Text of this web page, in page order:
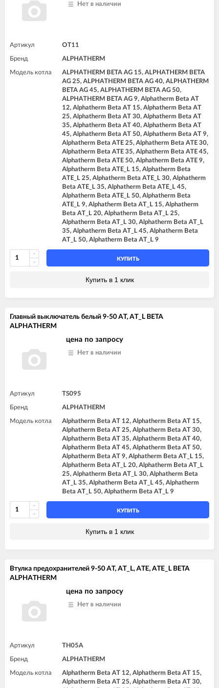
Нет в наличии
Артикул OT11
Бренд ALPHATHERM
Модель котла
ALPHATHERM BETA AG 15, ALPHATHERM BETA
AG 25, ALPHATHERM BETA AG 40, ALPHATHERM
BETA AG 45, ALPHATHERM BETA AG 50,
ALPHATHERM BETA AG 9, Alphatherm Beta AT
12, Alphatherm Beta AT 15, Alphatherm Beta AT
25, Alphatherm Beta AT 30, Alphatherm Beta AT
35, Alphatherm Beta AT 40, Alphatherm Beta AT
45, Alphatherm Beta AT 50, Alphatherm Beta AT 9,
Alphatherm Beta ATE 25, Alphatherm Beta ATE 30,
Alphatherm Beta ATE 35, Alphatherm Beta ATE 45,
Alphatherm Beta ATE 50, Alphatherm Beta ATE 9,
Alphatherm Beta ATE_L 15, Alphatherm Beta
ATE_L 25, Alphatherm Beta ATE_L 30, Alphatherm
Beta ATE_L 35, Alphatherm Beta ATE_L 45,
Alphatherm Beta ATE_L 50, Alphatherm Beta
ATE_L 9, Alphatherm Beta AT_L 15, Alphatherm
Beta AT_L 20, Alphatherm Beta AT_L 25,
Alphatherm Beta AT_L 30, Alphatherm Beta AT_L
35, Alphatherm Beta AT_L 45, Alphatherm Beta
AT_L 50, Alphatherm Beta AT_L 9
КУПИТЬ
Купить в 1 клик
Главный выключатель белый 9-50 AT, AT_L BETA
ALPHATHERM
цена по запросу
Нет в наличии
Артикул TS095
Бренд ALPHATHERM
Модель котла
Alphatherm Beta AT 12, Alphatherm Beta AT 15,
Alphatherm Beta AT 25, Alphatherm Beta AT 30,
Alphatherm Beta AT 35, Alphatherm Beta AT 40,
Alphatherm Beta AT 45, Alphatherm Beta AT 50,
Alphatherm Beta AT 9, Alphatherm Beta AT_L 15,
Alphatherm Beta AT_L 20, Alphatherm Beta AT_L
25, Alphatherm Beta AT_L 30, Alphatherm Beta
AT_L 35, Alphatherm Beta AT_L 45, Alphatherm
Beta AT_L 50, Alphatherm Beta AT_L 9
КУПИТЬ
Купить в 1 клик
Втулка предохранителей 9-50 AT, AT_L, ATE, ATE_L BETA
ALPHATHERM
цена по запросу
Нет в наличии
Артикул TH05A
Бренд ALPHATHERM
Модель котла
Alphatherm Beta AT 12, Alphatherm Beta AT 15,
Alphatherm Beta AT 25, Alphatherm Beta AT 30,